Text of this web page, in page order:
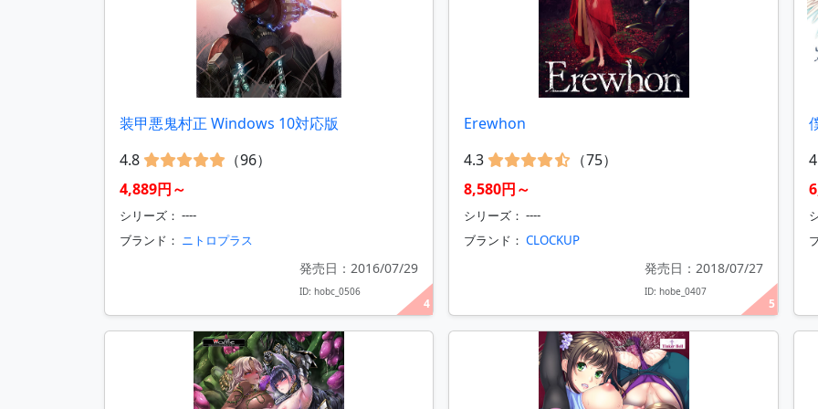
4
装甲悪鬼村正 Windows 10対応版
4.8
（96）
4,889円～
シリーズ： ----
ブランド： ニトロプラス
発売日：2016/07/29
ID: hobc_0506
5
Erewhon
4.3
（75）
8,580円～
シリーズ： ----
ブランド：CLOCKUP
発売日：2018/07/27
ID: hobe_0407